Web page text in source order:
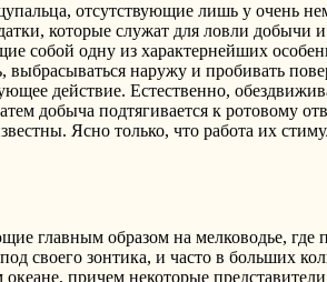
отсутствующие лишь у очень
которые служат для ловли
собой одну из характернейших
наружу и пробивать
действие. Естественно,
добыча подтягивается к ротовому
Ясно только, что работа их
главным образом на мелководье,
своего зонтика, и часто в больших
причем некоторые представители